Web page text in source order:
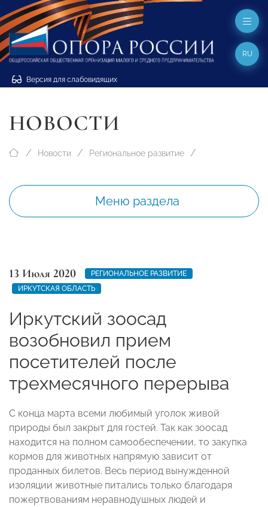
Версия для слабовидящих
RU
НОВОСТИ
Новости Региональное развитие
Меню раздела
13 Июля 2020
РЕГИОНАЛЬНОЕ РАЗВИТИЕ
ИРКУТСКАЯ ОБЛАСТЬ
Иркутский зоосад
возобновил прием
посетителей после
трехмесячного перерыва
С конца марта всеми любимый уголок живой
природы был закрыт для гостей. Так как зоосад
находится на полном самообеспечении, то закупка
кормов для животных напрямую зависит от
проданных билетов. Весь период вынужденной
изоляции животные питались только благодаря
пожертвованиям неравнодушных людей и